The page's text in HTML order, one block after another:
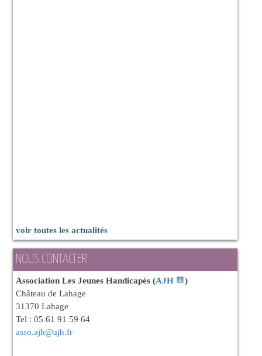
voir toutes les actualités
NOUS CONTACTER
Association Les Jeunes Handicapés (AJH
)
Château de Lahage
31370 Lahage
Tel : 05 61 91 59 64
asso.ajh@ajh.fr